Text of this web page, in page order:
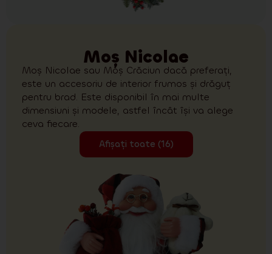
Moș Nicolae
Moș Nicolae sau Moș Crăciun dacă preferați,
este un accesoriu de interior frumos și drăguț
pentru brad. Este disponibil în mai multe
dimensiuni și modele, astfel încât își va alege
ceva fiecare.
Afișați toate (16)